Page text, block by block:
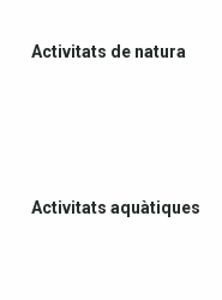
Activitats de natura
Activitats aquàtiques
!